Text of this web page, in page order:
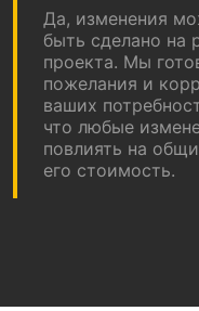
Да, изменения
быть сделано на
проекта. Мы
пожелания и
ваших
что любые
повлиять на
его стоимость.